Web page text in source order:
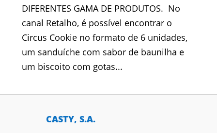
DIFERENTES GAMA DE PRODUTOS. No
canal Retalho, é possível encontrar o
Circus Cookie no formato de 6 unidades,
um sanduíche com sabor de baunilha e
um biscoito com gotas...
CASTY, S.A.